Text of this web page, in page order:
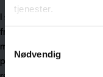
tjenester.
Nødvendig
I starten kan det virke
frustrerende og
meningsløst at rode i tang
på stranden i jagten efter